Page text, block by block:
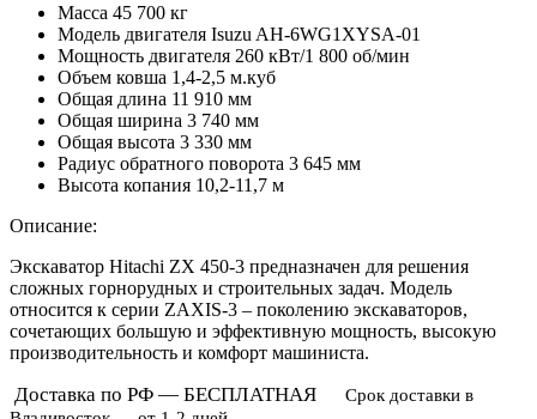
Масса 45 700 кг
Модель двигателя Isuzu AH-6WG1XYSA-01
Мощность двигателя 260 кВт/1 800 об/мин
Объем ковша 1,4-2,5 м.куб
Общая длина 11 910 мм
Общая ширина 3 740 мм
Общая высота 3 330 мм
Радиус обратного поворота 3 645 мм
Высота копания 10,2-11,7 м
Описание:
Экскаватор Hitachi ZX 450-3 предназначен для решения
сложных горнорудных и строительных задач. Модель
относится к серии ZAXIS-3 – поколению экскаваторов,
сочетающих большую и эффективную мощность, высокую
производительность и комфорт машиниста.
Доставка по РФ — БЕСПЛАТНАЯ
Срок доставки в